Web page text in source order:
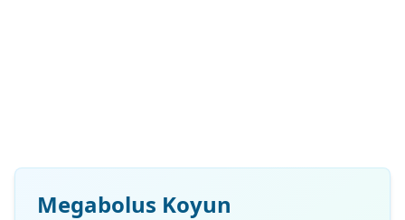
Megabolus Koyun